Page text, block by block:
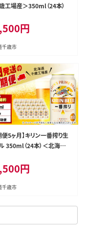
工場産＞350ml（24本）
円
千歳市
便5ヶ月】キリン一番搾り生
350ml（24本）＜北海道
円
千歳市